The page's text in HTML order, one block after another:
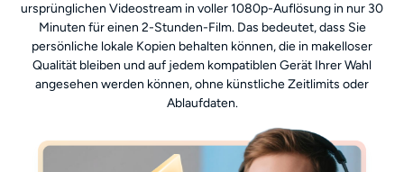
ursprünglichen Videostream in voller 1080p-Auflösung in nur 30
Minuten für einen 2-Stunden-Film. Das bedeutet, dass Sie
persönliche lokale Kopien behalten können, die in makelloser
Qualität bleiben und auf jedem kompatiblen Gerät Ihrer Wahl
angesehen werden können, ohne künstliche Zeitlimits oder
Ablaufdaten.